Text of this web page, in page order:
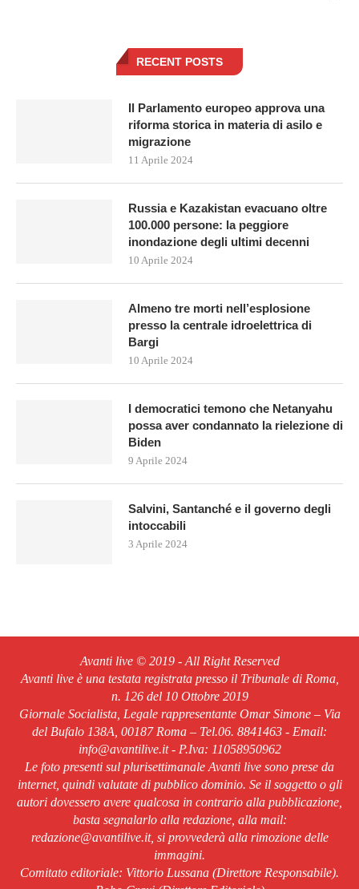
RECENT POSTS
Il Parlamento europeo approva una
riforma storica in materia di asilo e
migrazione
11 Aprile 2024
Russia e Kazakistan evacuano oltre
100.000 persone: la peggiore
inondazione degli ultimi decenni
10 Aprile 2024
Almeno tre morti nell’esplosione
presso la centrale idroelettrica di
Bargi
10 Aprile 2024
I democratici temono che Netanyahu
possa aver condannato la rielezione di
Biden
9 Aprile 2024
Salvini, Santanché e il governo degli
intoccabili
3 Aprile 2024
Avanti live © 2019 - All Right Reserved
Avanti live è una testata registrata presso il Tribunale di Roma,
n. 126 del 10 Ottobre 2019
Giornale Socialista, Legale rappresentante Omar Simone – Via
del Bufalo 138A, 00187 Roma – Tel.06. 8841463 - Email:
info@avantilive.it - P.Iva: 11058950962
Le foto presenti sul plurisettimanale Avanti live sono prese da
internet, quindi valutate di pubblico dominio. Se il soggetto o gli
autori dovessero avere qualcosa in contrario alla pubblicazione,
basta segnalarlo alla redazione, alla mail:
redazione@avantilive.it, si provvederà alla rimozione delle
immagini.
Comitato editoriale: Vittorio Lussana (Direttore Responsabile).